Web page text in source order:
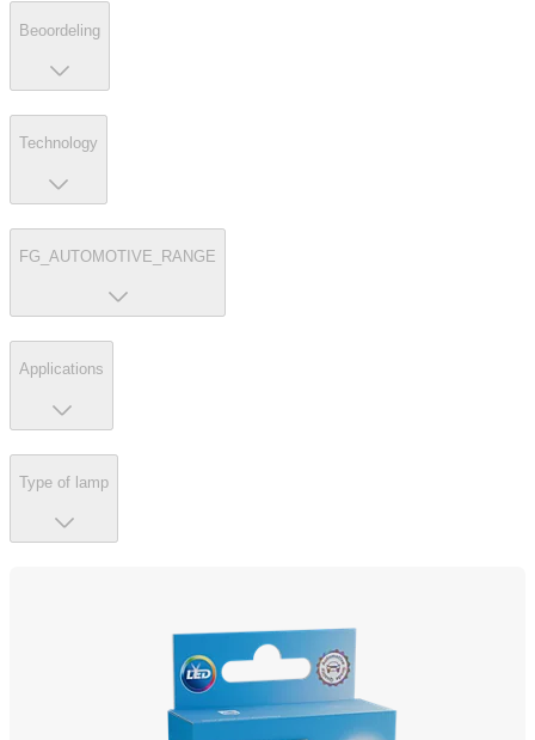
Beoordeling
Technology
FG_AUTOMOTIVE_RANGE
Applications
Type of lamp